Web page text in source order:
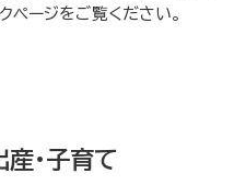
ページをご覧ください。
産・子育て